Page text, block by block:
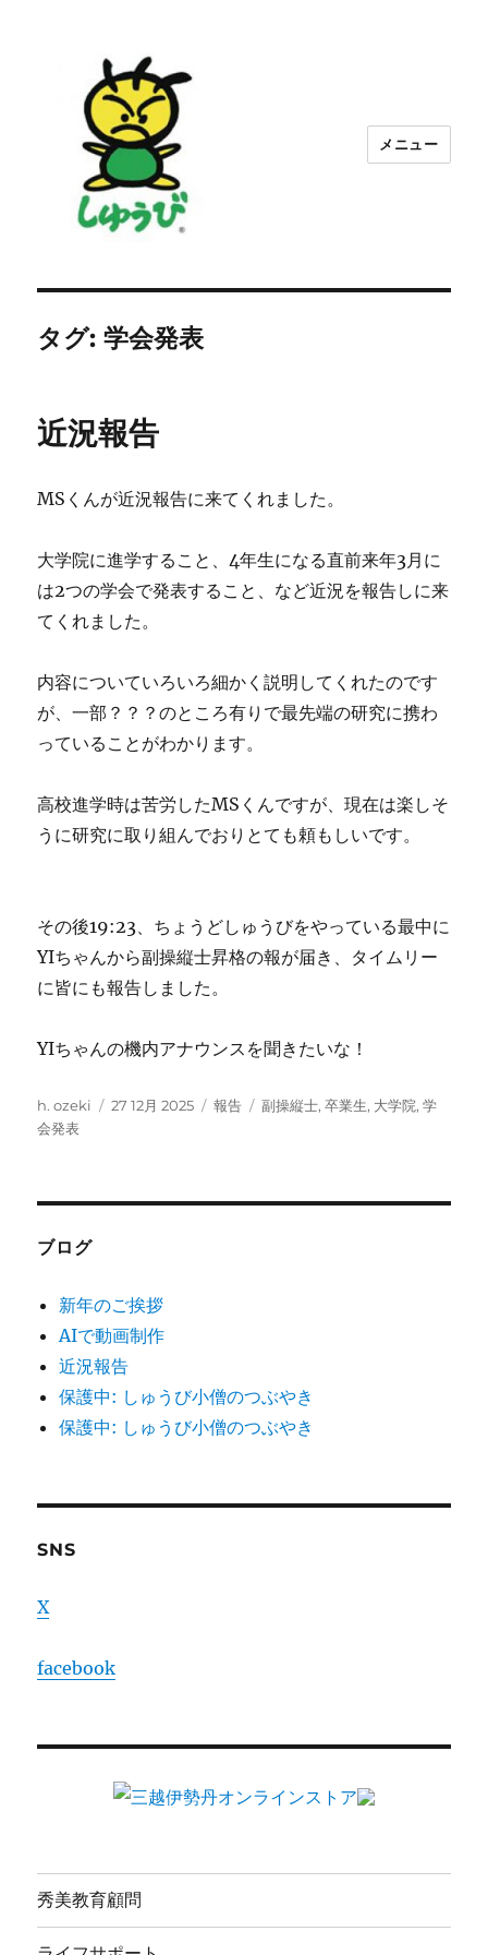
メニュー
タグ:学会発表
近況報告
MSくんが近況報告に来てくれました。
大学院に進学すること、4年生になる直前来年3月に
は2つの学会で発表すること、など近況を報告しに来
てくれました。
内容についていろいろ細かく説明してくれたのです
が、一部？？？のところ有りで最先端の研究に携わ
っていることがわかります。
高校進学時は苦労したMSくんですが、現在は楽しそ
うに研究に取り組んでおりとても頼もしいです。
その後19:23、ちょうどしゅうびをやっている最中に
YIちゃんから副操縦士昇格の報が届き、タイムリー
に皆にも報告しました。
YIちゃんの機内アナウンスを聞きたいな！
投
稿
h. ozeki
投
27 12月 2025
カ
報告
タ
副操縦士,卒業生, 大学院,学
会発表
ブログ
新年のご挨拶
AIで動画制作
近況報告
保護中: しゅうび小僧のつぶやき
保護中: しゅうび小僧のつぶやき
SNS
X
facebook
秀美教育顧問